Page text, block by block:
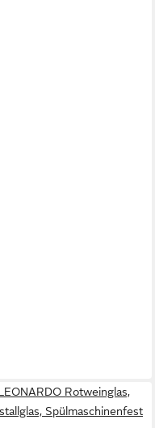
Rotweinglas,
Spülmaschinenfest